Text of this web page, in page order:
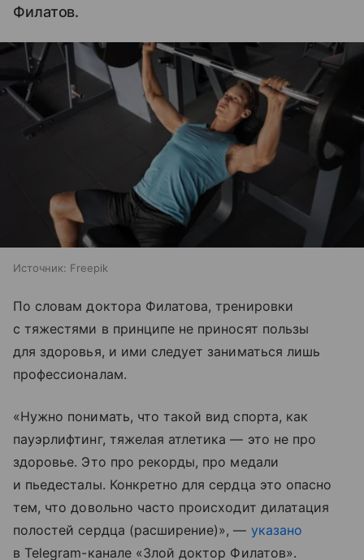
Филатов.
Источник: Freepik
По словам доктора Филатова, тренировки
с тяжестями в принципе не приносят пользы
для здоровья, и ими следует заниматься лишь
профессионалам.
«Нужно понимать, что такой вид спорта, как
пауэрлифтинг, тяжелая атлетика — это не про
здоровье. Это про рекорды, про медали
и пьедесталы. Конкретно для сердца это опасно
тем, что довольно часто происходит дилатация
полостей сердца (расширение)», — указано
в Telegram-канале «Злой доктор Филатов».